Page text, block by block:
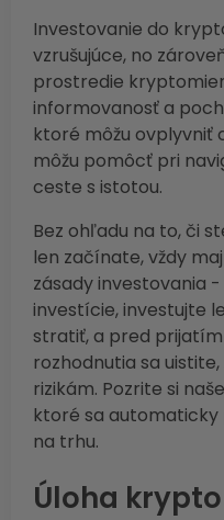
Investovanie do
vzrušujúce, no
prostredie
informovanosť a
ktoré môžu ovplyvniť
môžu pomôcť pri
ceste s istotou.
Bez ohľadu na to, či
len začínate, vždy
zásady investovania
investície, investujte
stratiť, a pred
rozhodnutia sa
rizikám. Pozrite si naše
ktoré sa automaticky
na trhu.
Úloha